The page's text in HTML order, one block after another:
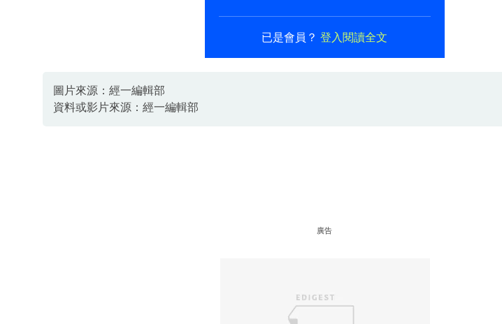
已是會員？登入閱讀全文
圖片來源：經一編輯部
資料或影片來源：經一編輯部
廣告